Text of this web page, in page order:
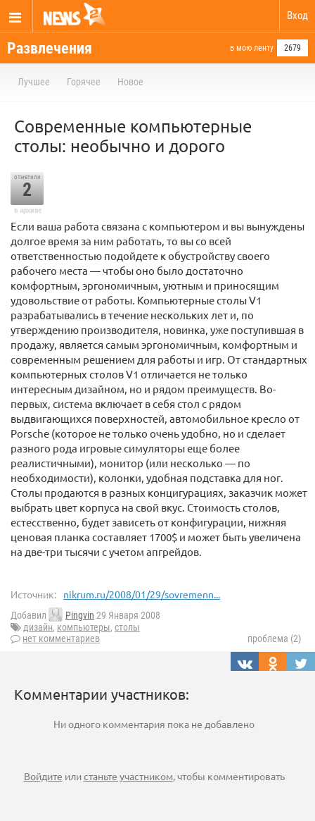
Вход
Развлечения в мою ленту 2679
Лучшее Горячее Новое
Современные компьютерные
столы: необычно и дорого
отметили
2
в архиве
Если ваша работа связана с компьютером и вы вынуждены
долгое время за ним работать, то вы со всей
ответственностью подойдете к обустройству своего
рабочего места — чтобы оно было достаточно
комфортным, эргономичным, уютным и приносящим
удовольствие от работы. Компьютерные столы V1
разрабатывались в течение нескольких лет и, по
утверждению производителя, новинка, уже поступившая в
продажу, является самым эргономичным, комфортным и
современным решением для работы и игр. От стандартных
компьютерных столов V1 отличается не только
интересным дизайном, но и рядом преимуществ. Во-
первых, система включает в себя стол с рядом
выдвигающихся поверхностей, автомобильное кресло от
Porsche (которое не только очень удобно, но и сделает
разного рода игровые симуляторы еще более
реалистичными), монитор (или несколько — по
необходимости), колонки, удобная подставка для ног.
Столы продаются в разных концигурациях, заказчик может
выбрать цвет корпуса на свой вкус. Стоимость столов,
естесственно, будет зависеть от конфигурации, нижняя
ценовая планка составляет 1700$ и может быть увеличена
на две-три тысячи с учетом апгрейдов.
Источник: nikrum.ru/2008/01/29/sovremenn...
Добавил Pingvin 29 Января 2008
дизайн, компьютеры, столы
нет комментариев
проблема (2)
Комментарии участников:
Ни одного комментария пока не добавлено
Войдите илистаньте участником, чтобы комментировать